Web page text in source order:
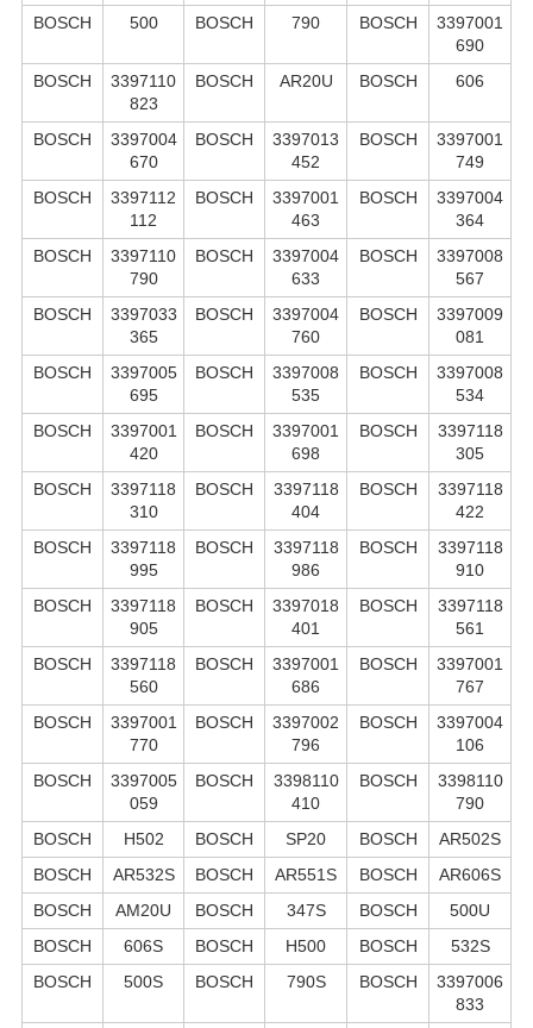
BOSCH 500 BOSCH 790 BOSCH
3397001
690
BOSCH
3397110
823
BOSCH AR20U BOSCH 606
BOSCH
3397004
670
BOSCH
3397013
452
BOSCH
3397001
749
BOSCH
3397112
112
BOSCH
3397001
463
BOSCH
3397004
364
BOSCH
3397110
790
BOSCH
3397004
633
BOSCH
3397008
567
BOSCH
3397033
365
BOSCH
3397004
760
BOSCH
3397009
081
BOSCH
3397005
695
BOSCH
3397008
535
BOSCH
3397008
534
BOSCH
3397001
420
BOSCH
3397001
698
BOSCH
3397118
305
BOSCH
3397118
310
BOSCH
3397118
404
BOSCH
3397118
422
BOSCH
3397118
995
BOSCH
3397118
986
BOSCH
3397118
910
BOSCH
3397118
905
BOSCH
3397018
401
BOSCH
3397118
561
BOSCH
3397118
560
BOSCH
3397001
686
BOSCH
3397001
767
BOSCH
3397001
770
BOSCH
3397002
796
BOSCH
3397004
106
BOSCH
3397005
059
BOSCH
3398110
410
BOSCH
3398110
790
BOSCH
H502 BOSCH SP20 BOSCH
AR502S
BOSCH
AR532S BOSCH AR551S BOSCH
AR606S
BOSCH
AM20U BOSCH 347S BOSCH
500U
BOSCH
606S BOSCH H500 BOSCH
532S
BOSCH
500S BOSCH 790S BOSCH
3397006
833